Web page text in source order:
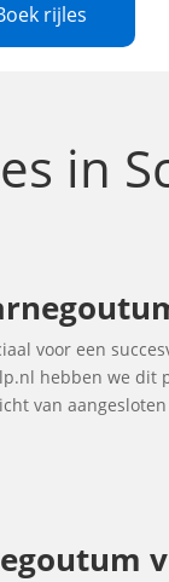
rijles
in
voor een
hebben we
van